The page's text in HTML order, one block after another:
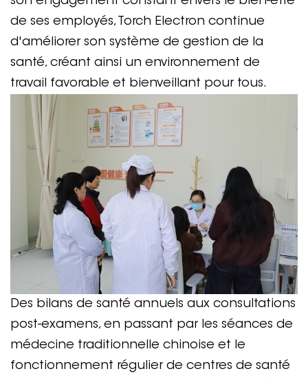
de ses employés, Torch Electron continue
d'améliorer son système de gestion de la
santé, créant ainsi un environnement de
travail favorable et bienveillant pour tous.
Des bilans de santé annuels aux consultations
post-examens, en passant par les séances de
médecine traditionnelle chinoise et le
fonctionnement régulier de centres de santé